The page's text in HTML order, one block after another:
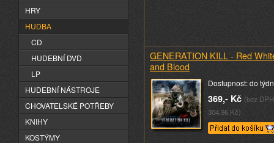
GENERATION KILL - Red
and Blood
Dostupnost: do
369,- Kč (bez DPH
304,96 Kč)
HRY
HUDBA
CD
HUDEBNÍ DVD
LP
HUDEBNÍ NÁSTROJE
CHOVATELSKÉ POTŘEBY
KNIHY
KOSTÝMY